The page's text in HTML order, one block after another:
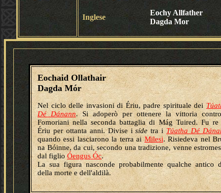
Inglese
Eochy Allfather
Dagda Mor
Eochaid Ollathair
Dagda Mór
Nel ciclo delle invasioni di Ériu, padre spirituale dei
Dé Dánann. Si adoperò per ottenere la vittoria
Fomoriani nella seconda battaglia di Mág Tuired. Fu
Ériu per ottanta anni. Divise isídetra iTúatha Dé
quando essi lasciarono la terra aiMilesi. Risiedeva nel
na Bóinne, da cui, secondo una tradizione, venne
dal figlioÓengus Óc.
La sua figura nasconde probabilmente qualche antico
della morte e dell'aldilà.